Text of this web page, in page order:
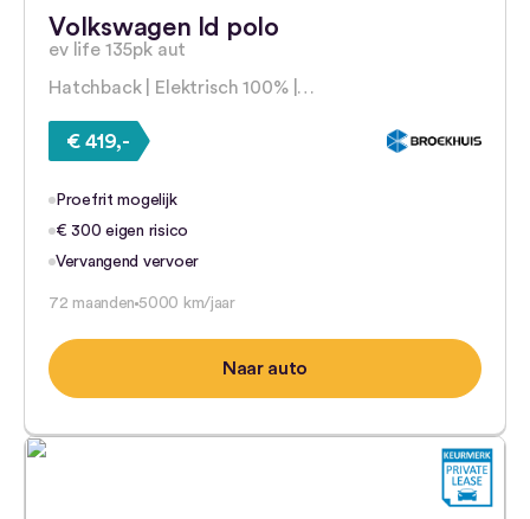
Volkswagen Id polo
ev life 135pk aut
Hatchback | Elektrisch 100% |…
€ 419,-
Proefrit mogelijk
€ 300 eigen risico
Vervangend vervoer
72 maanden 5000 km/jaar
Naar auto